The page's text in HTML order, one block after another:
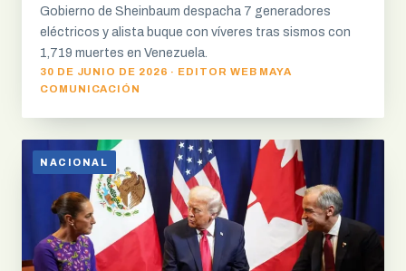
Gobierno de Sheinbaum despacha 7 generadores
eléctricos y alista buque con víveres tras sismos con
1,719 muertes en Venezuela.
30 DE JUNIO DE 2026 · EDITOR WEB MAYA
COMUNICACIÓN
NACIONAL